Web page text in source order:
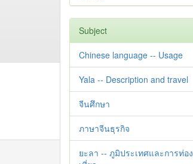
Subject
Chinese language -- Usage
Yala -- Description and travel
จีนศึกษา
ภาษาจีนธุรกิจ
ยะลา -- ภูมิประเทศและการท่อง